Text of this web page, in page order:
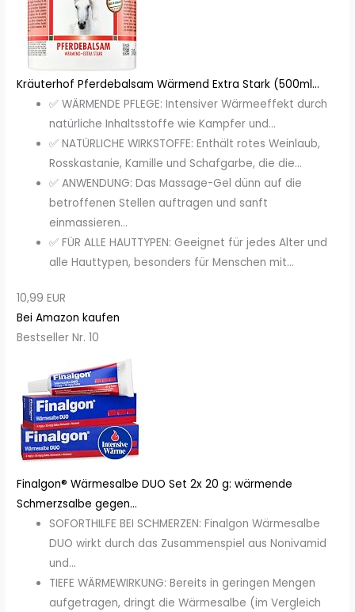
Kräuterhof Pferdebalsam Wärmend Extra Stark (500ml...
✅ WÄRMENDE PFLEGE: Intensiver Wärmeeffekt durch
natürliche Inhaltsstoffe wie Kampfer und...
✅ NATÜRLICHE WIRKSTOFFE: Enthält rotes Weinlaub,
Rosskastanie, Kamille und Schafgarbe, die die...
✅ ANWENDUNG: Das Massage-Gel dünn auf die
betroffenen Stellen auftragen und sanft
einmassieren...
✅ FÜR ALLE HAUTTYPEN: Geeignet für jedes Alter und
alle Hauttypen, besonders für Menschen mit...
10,99 EUR
Bei Amazon kaufen
Bestseller Nr. 10
Finalgon® Wärmesalbe DUO Set 2x 20 g: wärmende
Schmerzsalbe gegen...
SOFORTHILFE BEI SCHMERZEN: Finalgon Wärmesalbe
DUO wirkt durch das Zusammenspiel aus Nonivamid
und...
TIEFE WÄRMEWIRKUNG: Bereits in geringen Mengen
aufgetragen, dringt die Wärmesalbe (im Vergleich